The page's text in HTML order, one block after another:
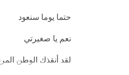
حتما يوما سنعود
نعم يا صغيرتي
لقد أنقذك الوطن